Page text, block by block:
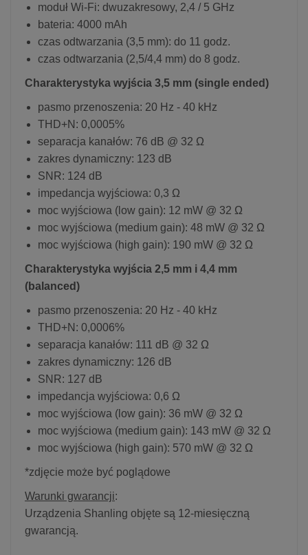
moduł Wi-Fi: dwuzakresowy, 2,4 / 5 GHz
bateria: 4000 mAh
czas odtwarzania (3,5 mm): do 11 godz.
czas odtwarzania (2,5/4,4 mm) do 8 godz.
Charakterystyka wyjścia 3,5 mm (single ended)
pasmo przenoszenia: 20 Hz - 40 kHz
THD+N: 0,0005%
separacja kanałów: 76 dB @ 32 Ω
zakres dynamiczny: 123 dB
SNR: 124 dB
impedancja wyjściowa: 0,3 Ω
moc wyjściowa (low gain): 12 mW @ 32 Ω
moc wyjściowa (medium gain): 48 mW @ 32 Ω
moc wyjściowa (high gain): 190 mW @ 32 Ω
Charakterystyka wyjścia 2,5 mm i 4,4 mm
(balanced)
pasmo przenoszenia: 20 Hz - 40 kHz
THD+N: 0,0006%
separacja kanałów: 111 dB @ 32 Ω
zakres dynamiczny: 126 dB
SNR: 127 dB
impedancja wyjściowa: 0,6 Ω
moc wyjściowa (low gain): 36 mW @ 32 Ω
moc wyjściowa (medium gain): 143 mW @ 32 Ω
moc wyjściowa (high gain): 570 mW @ 32 Ω
*zdjęcie może być poglądowe
Warunki gwarancji:
Urządzenia Shanling objęte są 12-miesięczną
gwarancją.